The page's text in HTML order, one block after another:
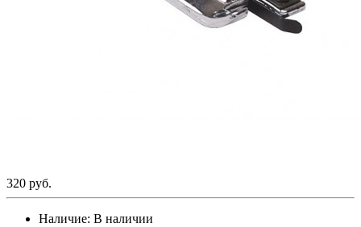
320 руб.
Наличие: В наличии